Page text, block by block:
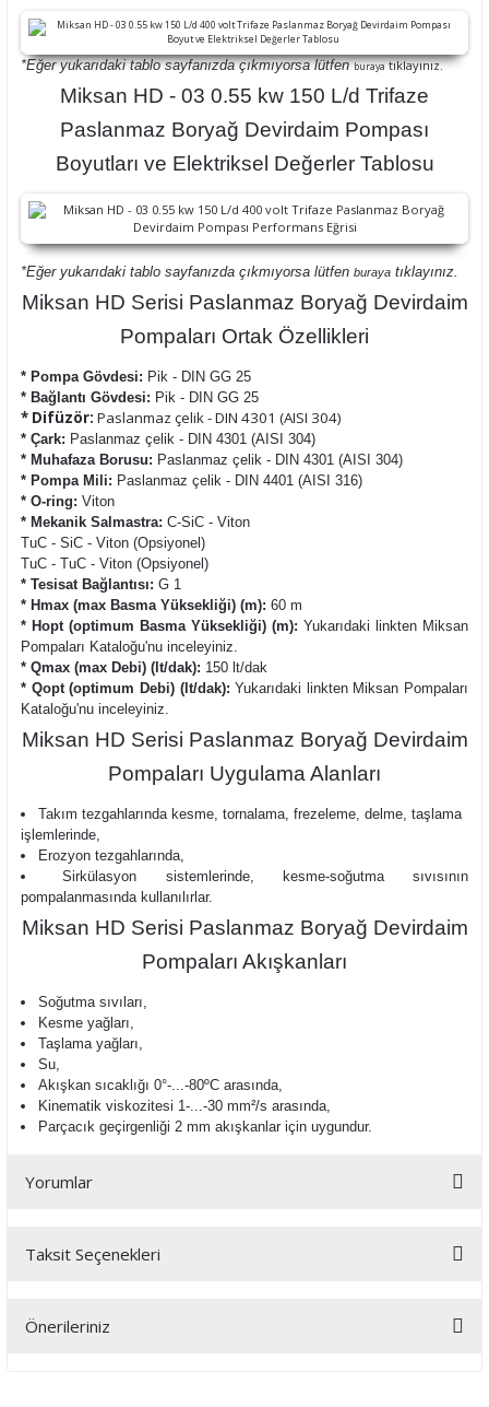
*Eğer yukarıdaki tablo sayfanızda çıkmıyorsa lütfenburayatıklayınız.
Miksan HD - 03 0.55 kw 150 L/d Trifaze
Paslanmaz Boryağ Devirdaim Pompası
Boyutları ve Elektriksel Değerler Tablosu
*Eğer yukarıdaki tablo sayfanızda çıkmıyorsa lütfen buraya tıklayınız.
Miksan HD Serisi Paslanmaz Boryağ Devirdaim
Pompaları Ortak Özellikleri
* Pompa Gövdesi: Pik - DIN GG 25
* Bağlantı Gövdesi: Pik - DIN GG 25
* Difüzör: Paslanmaz çelik - DIN 4301 (AISI 304)
* Çark: Paslanmaz çelik - DIN 4301 (AISI 304)
* Muhafaza Borusu: Paslanmaz çelik - DIN 4301 (AISI 304)
* Pompa Mili: Paslanmaz çelik - DIN 4401 (AISI 316)
* O-ring: Viton
* Mekanik Salmastra: C-SiC - Viton
TuC - SiC - Viton (Opsiyonel)
TuC - TuC - Viton (Opsiyonel)
* Tesisat Bağlantısı: G 1
* Hmax (max Basma Yüksekliği) (m): 60 m
* Hopt (optimum Basma Yüksekliği) (m): Yukarıdaki linkten Miksan
Pompaları Kataloğu'nu inceleyiniz.
* Qmax (max Debi) (lt/dak): 150 lt/dak
* Qopt (optimum Debi) (lt/dak): Yukarıdaki linkten Miksan Pompaları
Kataloğu'nu inceleyiniz.
Miksan HD Serisi Paslanmaz Boryağ Devirdaim
Pompaları Uygulama Alanları
Takım tezgahlarında kesme, tornalama, frezeleme, delme, taşlama
işlemlerinde,
Erozyon tezgahlarında,
Sirkülasyon sistemlerinde, kesme-soğutma sıvısının
pompalanmasında kullanılırlar.
Miksan HD Serisi Paslanmaz Boryağ Devirdaim
Pompaları Akışkanları
Soğutma sıvıları,
Kesme yağları,
Taşlama yağları,
Su,
Akışkan sıcaklığı0°-...-80ºC arasında,
Kinematik viskozitesi 1-...-30 mm²/s arasında,
Parçacık geçirgenliği 2 mmakışkanlar için uygundur.
Yorumlar
Bu ürüne ilk yorumu siz yapın!
Taksit Seçenekleri
Önerileriniz